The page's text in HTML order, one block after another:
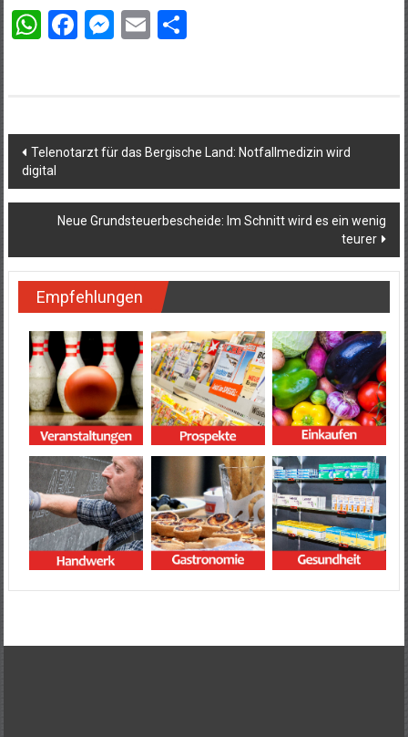
WhatsApp
Facebook
Messenger
EmailTeilen
Beitragsnavigation
Telenotarzt für das Bergische Land: Notfallmedizin wird
digital
Neue Grundsteuerbescheide: Im Schnitt wird es ein wenig
teurer
Empfehlungen